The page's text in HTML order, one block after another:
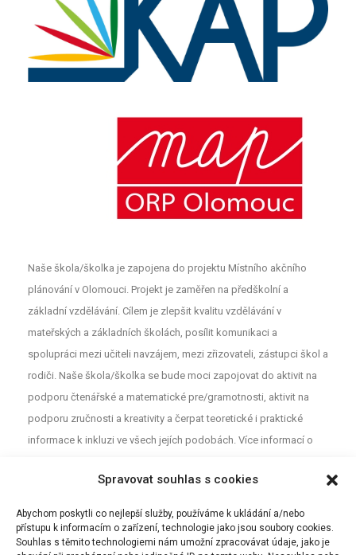
Spravovat souhlas s cookies
Abychom poskytli co nejlepší služby, používáme k ukládání a/nebo
přístupu k informacím o zařízení, technologie jako jsou soubory cookies.
Souhlas s těmito technologiemi nám umožní zpracovávat údaje, jako je
Naše škola/školka je zapojena do projektu Místního akčního
plánování v Olomouci. Projekt je zaměřen na předškolní a
základní vzdělávání. Cílem je zlepšit kvalitu vzdělávání v
mateřských a základních školách, posílit komunikaci a
spolupráci mezi učiteli navzájem, mezi zřizovateli, zástupci škol a
rodiči. Naše škola/školka se bude moci zapojovat do aktivit na
podporu čtenářské a matematické pre/gramotnosti, aktivit na
podporu zručnosti a kreativity a čerpat teoretické i praktické
informace k inkluzi ve všech jejích podobách. Více informací o
vzdělávání mezi rodiči, učiteli a dalšími aktéry z Olomouce jsou